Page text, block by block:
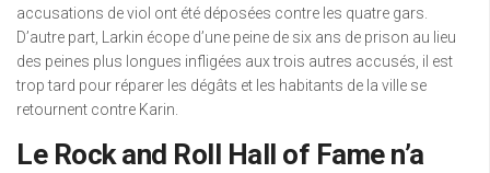
accusations de viol ont été déposées contre les quatre gars.
D’autre part, Larkin écope d’une peine de six ans de prison au lieu
des peines plus longues infligées aux trois autres accusés, il est
trop tard pour réparer les dégâts et les habitants de la ville se
retournent contre Karin.
Le Rock and Roll Hall of Fame n’a